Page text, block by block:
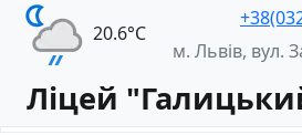
20.6°С
м. Львів, вул.
Ліцей